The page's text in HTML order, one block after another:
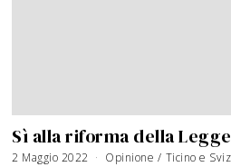
Sì alla riforma della
2 Maggio 2022 Opinione / Ticino e